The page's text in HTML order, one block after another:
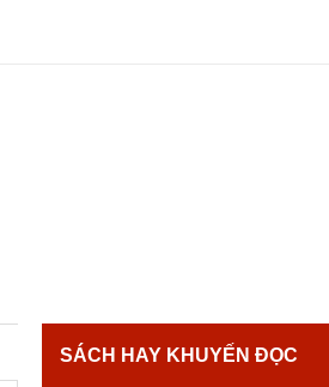
SÁCH HAY KHUYẾN ĐỌC